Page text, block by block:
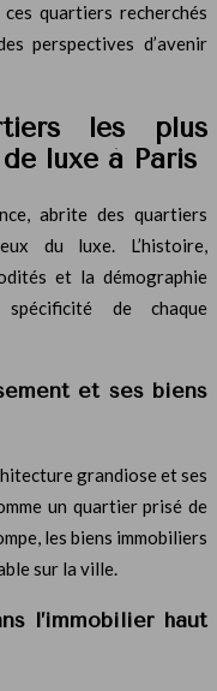
quartiers recherchés
perspectives d’avenir
les plus
luxe à Paris
abrite des quartiers
du luxe. L’histoire,
et la démographie
de chaque
et ses biens
grandiose et ses
un quartier prisé de
les biens immobiliers
sur la ville.
l’immobilier haut